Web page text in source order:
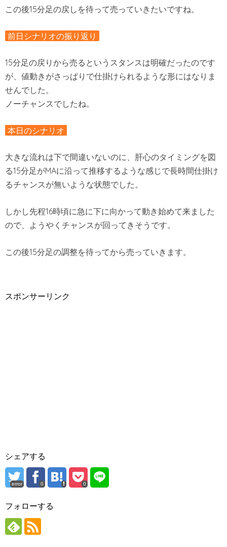
この後15分足の戻しを待って売っていきたいですね。
前日シナリオの振り返り
15分足の戻りから売るというスタンスは明確だったのです
が、値動きがさっぱりで仕掛けられるような形にはなりま
せんでした。
ノーチャンスでしたね。
本日のシナリオ
大きな流れは下で間違いないのに、肝心のタイミングを図
る15分足がMAに沿って推移するような感じで長時間仕掛け
るチャンスが無いような状態でした。
しかし先程16時頃に急に下に向かって動き始めて来ました
ので、ようやくチャンスが回ってきそうです。
この後15分足の調整を待ってから売っていきます。
スポンサーリンク
シェアする
error 0 0
フォローする